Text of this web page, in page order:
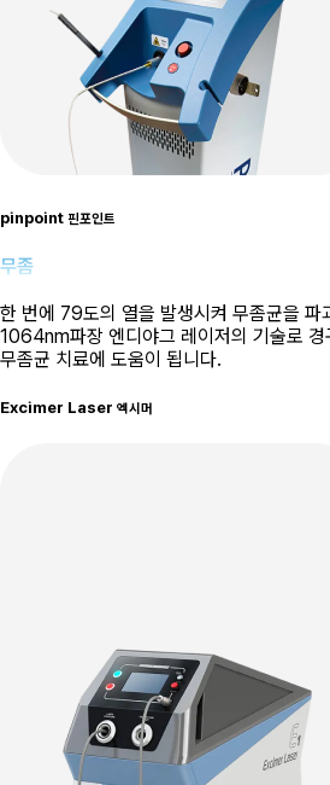
pinpoint 핀포인트
무좀
한 번에 79도의 열을 발생시켜 무좀균을 파
1064nm파장 엔디야그 레이저의 기술로 경
무좀균 치료에 도움이 됩니다.
Excimer Laser 엑시머